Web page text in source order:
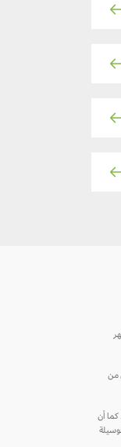
تشتهر
من
ما تكون عادية وخصبة. كما أن